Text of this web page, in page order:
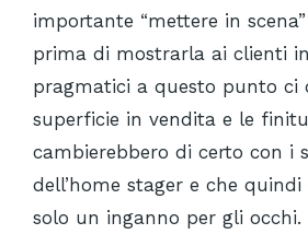
importante “mettere in
prima di mostrarla ai clienti
pragmatici a questo punto ci
superficie in vendita e le
cambierebbero di certo con i
dell’home stager e che
solo un inganno per gli occhi.